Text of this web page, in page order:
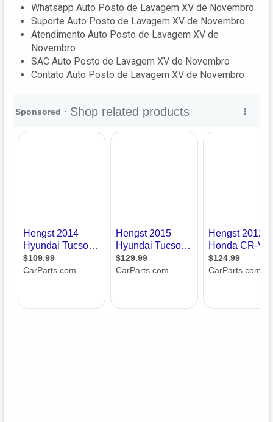
Whatsapp Auto Posto de Lavagem XV de Novembro
Suporte Auto Posto de Lavagem XV de Novembro
Atendimento Auto Posto de Lavagem XV de
Novembro
SAC Auto Posto de Lavagem XV de Novembro
Contato Auto Posto de Lavagem XV de Novembro